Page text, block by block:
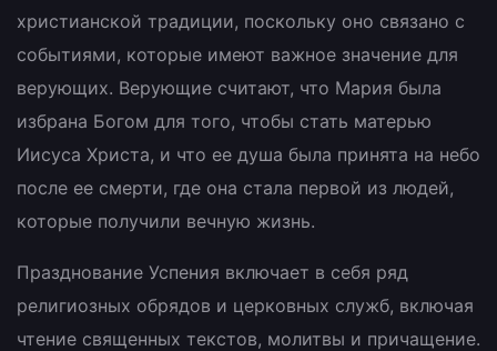
христианской традиции, поскольку оно связано с
событиями, которые имеют важное значение для
верующих. Верующие считают, что Мария была
избрана Богом для того, чтобы стать матерью
Иисуса Христа, и что ее душа была принята на небо
после ее смерти, где она стала первой из людей,
которые получили вечную жизнь.
Празднование Успения включает в себя ряд
религиозных обрядов и церковных служб, включая
чтение священных текстов, молитвы и причащение.